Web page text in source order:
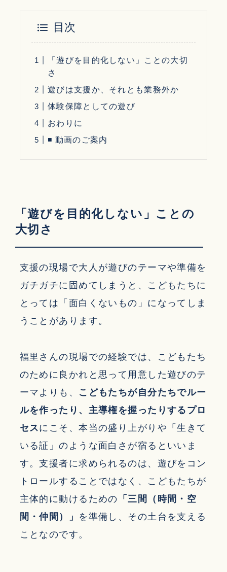
目次
「遊びを目的化しない」ことの大切
さ
遊びは支援か、それとも業務外か
体験保障としての遊び
おわりに
◾ 動画のご案内
「遊びを目的化しない」ことの
大切さ
支援の現場で大人が遊びのテーマや準備を
ガチガチに固めてしまうと、こどもたちに
とっては「面白くないもの」になってしま
うことがあります。
福里さんの現場での経験では、こどもたち
のために良かれと思って用意した遊びのテ
ーマよりも、 こどもたちが自分たちでルー
ルを作ったり、主導権を握ったりするプロ
セスにこそ、本当の盛り上がりや「生きて
いる証」のような面白さが宿るといいま
す。支援者に求められるのは、遊びをコン
トロールすることではなく、こどもたちが
主体的に動けるための 「三間（時間・空
間・仲間）」 を準備し、その土台を支える
ことなのです。